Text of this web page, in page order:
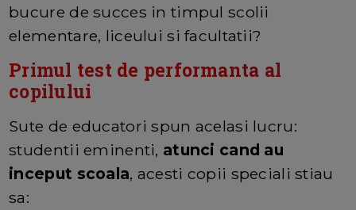
bucure de succes in timpul scolii
elementare, liceului si facultatii?
Primul test de performanta al
copilului
Sute de educatori spun acelasi lucru:
studentii eminenti, atunci cand au
inceput scoala, acesti copii speciali stiau
sa: